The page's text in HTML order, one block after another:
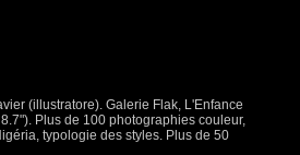
(illustratore). Galerie Flak, L'Enfance
Plus de 100 photographies couleur,
typologie des styles. Plus de 50